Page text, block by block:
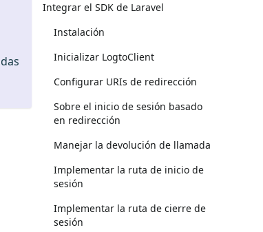
Integrar el SDK de Laravel
Instalación
Inicializar LogtoClient
Configurar URIs de redirección
Sobre el inicio de sesión basado
en redirección
Manejar la devolución de llamada
Implementar la ruta de inicio de
sesión
Implementar la ruta de cierre de
sesión